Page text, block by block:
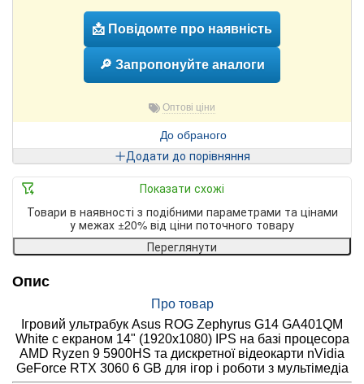
📩 Повідомте про наявність
🔎 Запропонуйте аналоги
Оптові ціни
До обраного
Додати до порівняння
Показати схожі
Товари в наявності з подібними параметрами та цінами
у межах ±20% від ціни поточного товару
Переглянути
Опис
Про товар
Ігровий ультрабук Asus ROG Zephyrus G14 GA401QM
White с екраном 14" (1920x1080) IPS на базі процесора
AMD Ryzen 9 5900HS та дискретної відеокарти nVidia
GeForce RTX 3060 6 GB для ігор і роботи з мультімедіа